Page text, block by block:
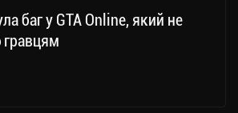
баг у GTA Online, який не